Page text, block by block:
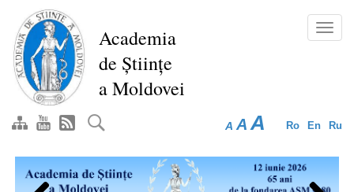
Перейти
основному
содержанию
Academia
de Științe
a Moldovei
Ro En Ru
A A A